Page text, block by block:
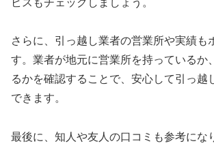
さらに、引っ越し業者の営業所や実績も
す。業者が地元に営業所を持っているか
るかを確認することで、安心して引っ越
できます。
最後に、知人や友人の口コミも参考にな